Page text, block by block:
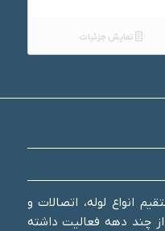
نمایش جزئیات
انواع لوله، اتصالات و
چند دهه فعالیت داشته